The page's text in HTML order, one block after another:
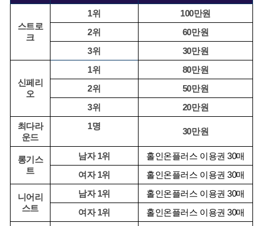
스트로
크
1위
100만원
2위
60만원
3위
30만원
신페리
오
1위
80만원
2위
50만원
3위
20만원
최다라
운드
1명
30만원
롱기스
트
남자 1위
홀인온플러스 이용권 30매
여자 1위
홀인온플러스 이용권 30매
니어리
스트
남자 1위
홀인온플러스 이용권 30매
여자 1위
홀인온플러스 이용권 30매